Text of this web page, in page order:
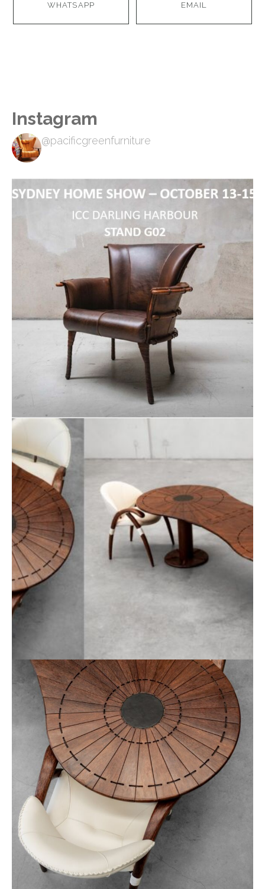
WHATSAPP EMAIL
Instagram
@pacificgreenfurniture